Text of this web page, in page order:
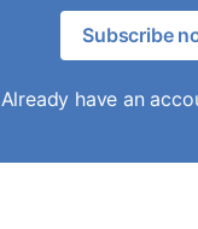
Subscribe
Already have an